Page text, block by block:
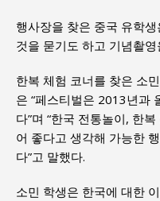
행사장을 찾은 중국 유학
것을 묻기도 하고 기념촬
한복 체험 코너를 찾은 소
은 “페스티벌은 2013년과
다”며 “한국 전통놀이, 한
어 좋다고 생각해 가능한
다”고 말했다.
소민 학생은 한국에 대한